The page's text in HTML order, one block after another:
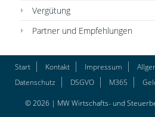
Vergütung
Partner und Empfehlungen
Start Kontakt Impressum
Datenschutz
DSGVO M365
© 2026 | MW Wirtschafts- und